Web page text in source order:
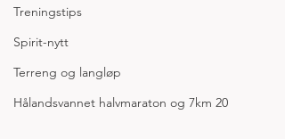
Treningstips
Spirit-nytt
Terreng og langløp
Hålandsvannet halvmaraton og 7km 20